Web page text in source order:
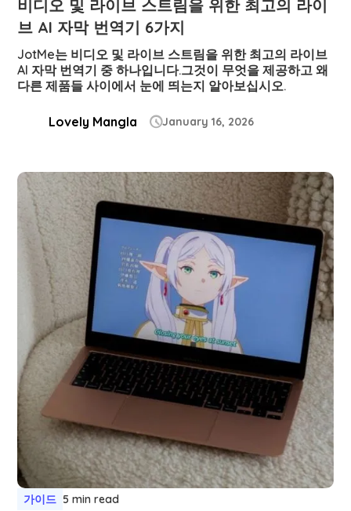
비디오 및 라이브 스트림을 위한 최고의 라이
브 AI 자막 번역기 6가지
JotMe는 비디오 및 라이브 스트림을 위한 최고의 라이브
AI 자막 번역기 중 하나입니다.그것이 무엇을 제공하고 왜
다른 제품들 사이에서 눈에 띄는지 알아보십시오.
Lovely Mangla January 16, 2026
가이드 5 min read